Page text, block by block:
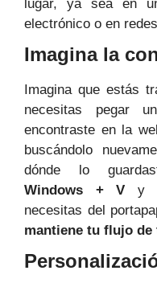
lugar, ya sea en
electrónico o en
Imagina la
Imagina que estás
necesitas pegar
encontraste en la
buscándolo
dónde lo
Windows + V y
necesitas del
mantiene tu flujo